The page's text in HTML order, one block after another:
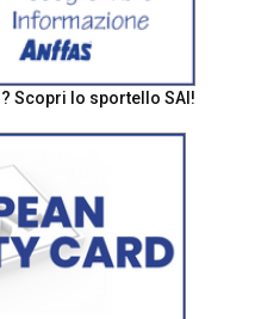
Scopri lo sportello SAI!